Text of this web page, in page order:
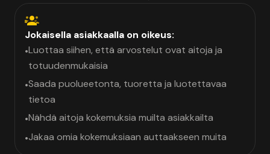
Jokaisella asiakkaalla on oikeus:
•Luottaa siihen, että arvostelut ovat aitoja ja
totuudenmukaisia
•Saada puolueetonta, tuoretta ja luotettavaa
tietoa
•Nähdä aitoja kokemuksia muilta asiakkailta
•Jakaa omia kokemuksiaan auttaakseen muita